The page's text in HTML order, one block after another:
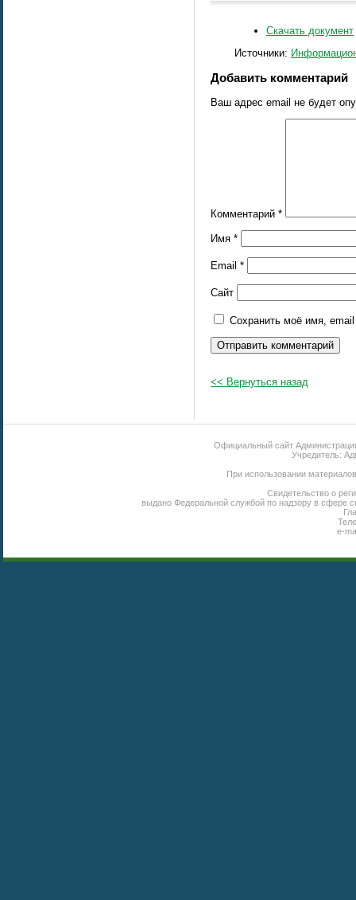
Скачать документ
Источники:
Добавить комментарий
Ваш адрес email не будет
Комментарий *
Имя *
Email *
Сайт
Сохранить моё имя,
<< Вернуться назад
Официальный сайт
Учредитель:
При использовании
Свидетельство о
выдано Федеральной службой по надзору в сфере
e-